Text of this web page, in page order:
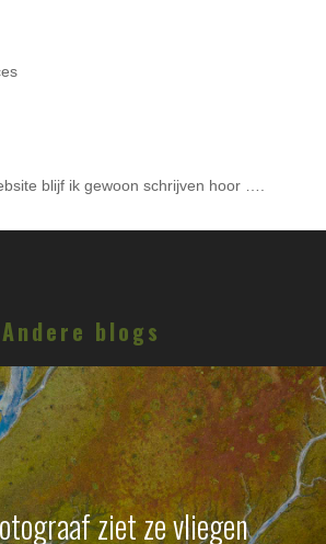
blijf ik gewoon schrijven hoor ….
Andere blogs
ziet ze vliegen